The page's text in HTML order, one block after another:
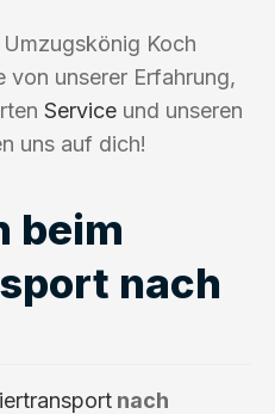
Koch
unserer Erfahrung,
Service und unseren
uns auf dich!
beim
nach
nach